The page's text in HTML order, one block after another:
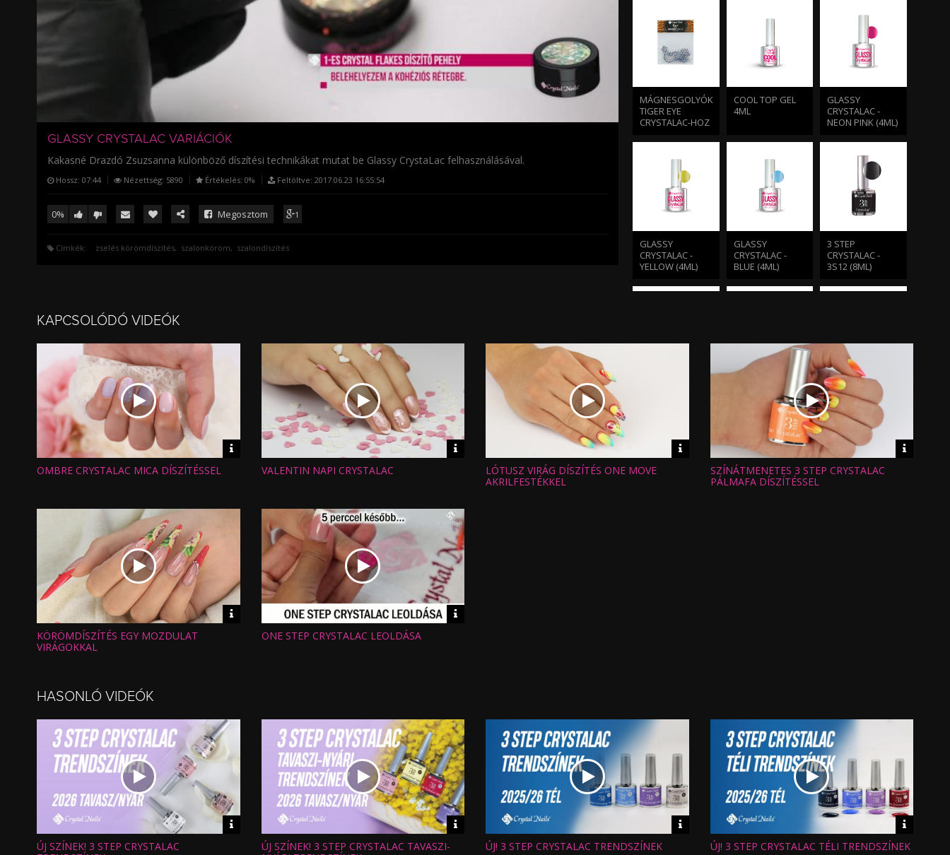
GLASSY CRYSTALAC VARIÁCIÓK
Kakasné Drazdó Zsuzsanna különböző díszítési technikákat mutat be Glassy CrystaLac felhasználásával.
Hossz: 07:44 Nézettség: 5890 Értékelés: 0% Feltöltve: 2017.06.23 16:55:54
0% Megosztom 1
Címkék: zselés körömdíszítés szalonköröm szalondíszítés
MÁGNESGOLYÓK
TIGER EYE
CRYSTALAC-HOZ
COOL TOP GEL
4ML
GLASSY
CRYSTALAC -
NEON PINK (4ML)
GLASSY
CRYSTALAC -
YELLOW (4ML)
GLASSY
CRYSTALAC -
BLUE (4ML)
3 STEP
CRYSTALAC -
3S12 (8ML)
PRIMER -
SAVMENTES
CHROMIRROR
KRÓM
PIGMENTPOR
FINE SILVER
KAPCSOLÓDÓ VIDEÓK
Video
információk
Hossz:
OMBRE CRYSTALAC MICA DÍSZÍTÉSSEL
Video
információk
Hossz:
VALENTIN NAPI CRYSTALAC
Video
információk
Hossz:
Nézettség:
LÓTUSZ VIRÁG DÍSZÍTÉS ONE MOVE
AKRILFESTÉKKEL
Video
Hossz:
Nézettség:
SZÍNÁTMENETES 3 STEP CRYSTALAC
PÁLMAFA DÍSZÍTÉSSEL
Video
információk
Hossz:
Nézettség:
KÖRÖMDÍSZÍTÉS EGY MOZDULAT
VIRÁGOKKAL
Video
Hossz:
ONE STEP CRYSTALAC LEOLDÁSA
HASONLÓ VIDEÓK
Video
információk
Hossz:
ÚJ SZÍNEK! 3 STEP CRYSTALAC
Video
információk
Hossz:
ÚJ SZÍNEK! 3 STEP CRYSTALAC TAVASZI-
Video
információk
Hossz:
ÚJ! 3 STEP CRYSTALAC TRENDSZÍNEK
Video
Hossz:
ÚJ! 3 STEP CRYSTALAC TÉLI TRENDSZÍNEK